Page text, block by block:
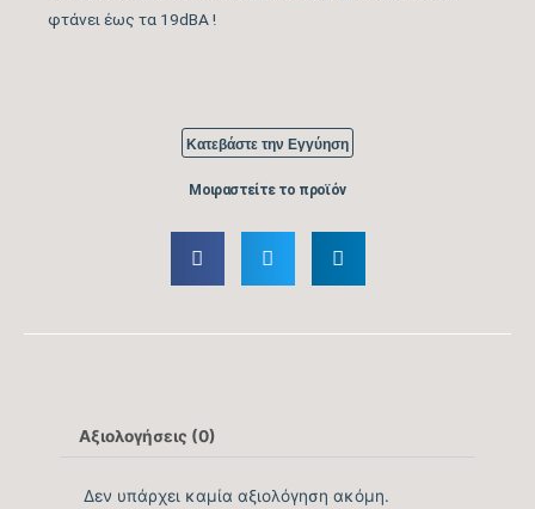
φτάνει έως τα 19dBA !
Μοιραστείτε το προϊόν
Κατεβάστε την Εγγύηση
Βαθμός Ενεργειακής
A++
Ικανότητα (BTU/h)
Αξιολογήσεις (0)
Δεν υπάρχει καμία αξιολόγηση ακόμη.